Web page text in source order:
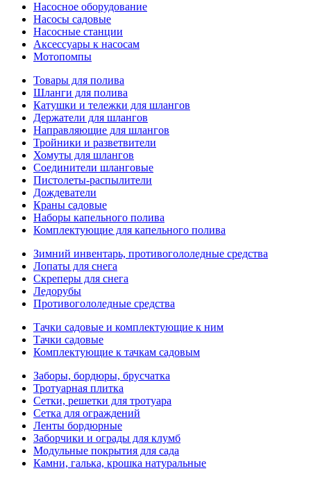
Насосное оборудование
Насосы садовые
Насосные станции
Аксессуары к насосам
Мотопомпы
Товары для полива
Шланги для полива
Катушки и тележки для шлангов
Держатели для шлангов
Направляющие для шлангов
Тройники и разветвители
Хомуты для шлангов
Соединители шланговые
Пистолеты-распылители
Дождеватели
Краны садовые
Наборы капельного полива
Комплектующие для капельного полива
Зимний инвентарь, противогололедные средства
Лопаты для снега
Скреперы для снега
Ледорубы
Противогололедные средства
Тачки садовые и комплектующие к ним
Тачки садовые
Комплектующие к тачкам садовым
Заборы, бордюры, брусчатка
Тротуарная плитка
Сетки, решетки для тротуара
Сетка для ограждений
Ленты бордюрные
Заборчики и ограды для клумб
Модульные покрытия для сада
Камни, галька, крошка натуральные